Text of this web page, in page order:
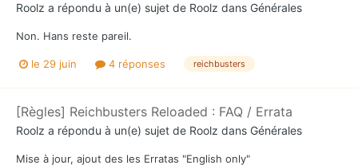
Roolz a répondu à un(e) sujet de Roolz dans Générales
Non. Hans reste pareil.
le 29 juin 4 réponses reichbusters
[Règles] Reichbusters Reloaded : FAQ / Errata
Roolz a répondu à un(e) sujet de Roolz dans Générales
Mise à jour, ajout des les Erratas "English only"